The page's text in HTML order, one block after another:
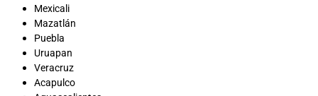
Mexicali
Mazatlán
Puebla
Uruapan
Veracruz
Acapulco